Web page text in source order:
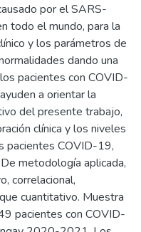
por el SARS-
todo el mundo, para la
y los parámetros de
dando una
pacientes con COVID-
a orientar la
del presente trabajo,
clínica y los niveles
pacientes COVID-19,
metodología aplicada,
correlacional,
cuantitativo. Muestra
pacientes con COVID-